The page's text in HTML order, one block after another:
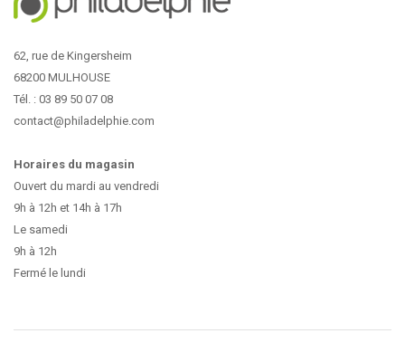
62, rue de Kingersheim
68200 MULHOUSE
Tél. : 03 89 50 07 08
contact@philadelphie.com
Horaires du magasin
Ouvert du mardi au vendredi
9h à 12h et 14h à 17h
Le samedi
9h à 12h
Fermé le lundi